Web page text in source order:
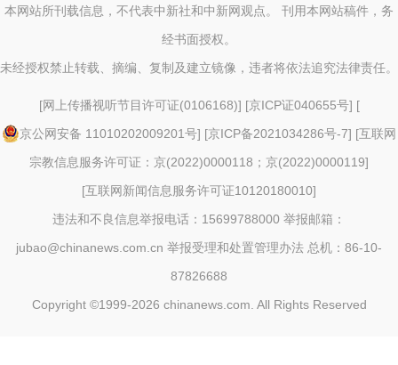
本网站所刊载信息，不代表中新社和中新网观点。 刊用本网站稿件，务
经书面授权。
未经授权禁止转载、摘编、复制及建立镜像，违者将依法追究法律责任。
[网上传播视听节目许可证(0106168)] [京ICP证040655号] [
京公网安备 11010202009201号] [京ICP备2021034286号-7] [互联网
宗教信息服务许可证：京(2022)0000118；京(2022)0000119]
[互联网新闻信息服务许可证10120180010]
违法和不良信息举报电话：15699788000 举报邮箱：
jubao@chinanews.com.cn 举报受理和处置管理办法 总机：86-10-
87826688
Copyright ©1999-2026 chinanews.com. All Rights Reserved